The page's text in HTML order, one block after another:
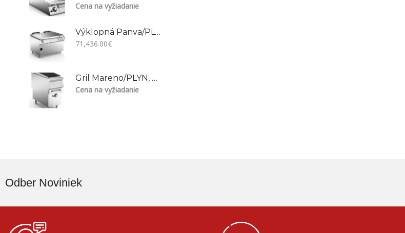
Cena na vyžiadanie
Výklopná Panva/PLYN/OCEĽ 120 L, NBR912GFM-Motorizovaná Verzia
71,436.00€
Gril Mareno/PLYN, NG94G
Cena na vyžiadanie
Odber Noviniek